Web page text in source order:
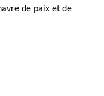
de paix et de